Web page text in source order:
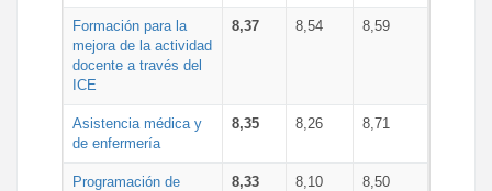
Formación para la
mejora de la actividad
docente a través del
ICE
8,37 8,54 8,59
Asistencia médica y
de enfermería
8,35 8,26 8,71
Programación de
8,33 8,10 8,50